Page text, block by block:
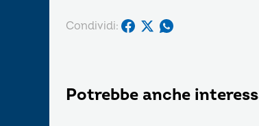
Condividi:
Potrebbe anche